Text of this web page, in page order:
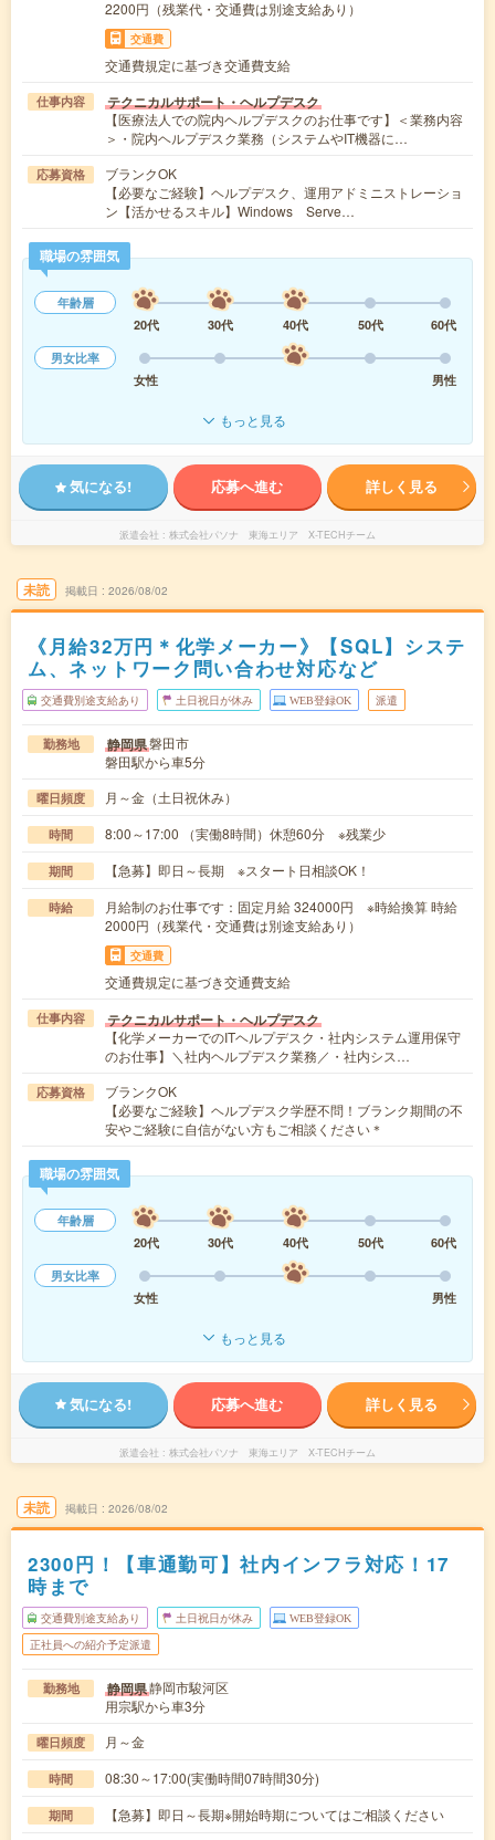
2200円（残業代・交通費は別途支給あり）
交通費
交通費規定に基づき交通費支給
仕事内容 テクニカルサポート・ヘルプデスク
【医療法人での院内ヘルプデスクのお仕事です】＜業務内容
＞・院内ヘルプデスク業務（システムやIT機器に…
応募資格
ブランクOK
【必要なご経験】ヘルプデスク、運用アドミニストレーショ
ン【活かせるスキル】Windows Serve…
職場の雰囲気
年齢層
20代
30代 40代 50代
60代
男女比率
女性
男性
もっと見る
気になる! 応募へ進む 詳しく見る
派遣会社 株式会社パソナ 東海エリア X-TECHチーム
未読 掲載日 2026/08/02
《月給32万円＊化学メーカー》【SQL】システ
ム、ネットワーク問い合わせ対応など
交通費別途支給あり 土日祝日が休み WEB登録OK 派遣
勤務地 静岡県磐田市
磐田駅から車5分
曜日頻度 月～金（土日祝休み）
時間 8:00～17:00 （実働8時間）休憩60分 ※残業少
期間 【急募】即日～長期 ※スタート日相談OK！
時給
月給制のお仕事です：固定月給 324000円 ※時給換算 時給
2000円（残業代・交通費は別途支給あり）
交通費
交通費規定に基づき交通費支給
仕事内容 テクニカルサポート・ヘルプデスク
【化学メーカーでのITヘルプデスク・社内システム運用保守
のお仕事】＼社内ヘルプデスク業務／・社内シス…
応募資格
ブランクOK
【必要なご経験】ヘルプデスク学歴不問！ブランク期間の不
安やご経験に自信がない方もご相談ください＊
職場の雰囲気
年齢層
20代
30代 40代 50代
60代
男女比率
女性
男性
もっと見る
気になる! 応募へ進む 詳しく見る
派遣会社 株式会社パソナ 東海エリア X-TECHチーム
未読 掲載日 2026/08/02
2300円！【車通勤可】社内インフラ対応！17
時まで
交通費別途支給あり 土日祝日が休み WEB登録OK
正社員への紹介予定派遣
勤務地 静岡県静岡市駿河区
用宗駅から車3分
曜日頻度 月～金
時間 08:30～17:00(実働時間07時間30分)
期間 【急募】即日～長期※開始時期についてはご相談ください